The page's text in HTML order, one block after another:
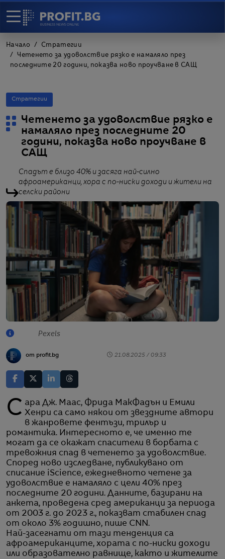
Начало
Стратегии
Четенето за удоволствие рязко е намаляло през
последните 20 години, показва ново проучване в САЩ
Стратегии
Четенето за удоволствие рязко е
намаляло през последните 20
години, показва ново проучване в
САЩ
Спадът е близо 40% и засяга най-силно
афроамериканци, хора с по-ниски доходи и жители на
селски райони
Pexels
от profit.bg 21.08.2025 / 09:33
Сара Дж. Маас, Фрида МакФадън и Емили Хенри са само някои от звездните автори
в жанровете фентъзи, трилър и
романтика. Интересното е, че именно те
могат да се окажат спасители в борбата с
тревожния спад в четенето за удоволствие.
Според ново изследване, публикувано от
списание iScience, ежедневното четене за
удоволствие е намаляло с цели 40% през
последните 20 години. Данните, базирани на
анкета, проведена сред американци за периода
от 2003 г. до 2023 г., показват стабилен спад
от около 3% годишно, пише CNN.
Най-засегнати от тази тенденция са
афроамериканците, хората с по-ниски доходи
или образователно равнище, както и жителите